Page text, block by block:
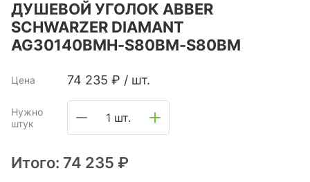
ДУШЕВОЙ УГОЛОК ABBER
SCHWARZER DIAMANT
AG30140BMH-S80BM-S80BM
Цена 74 235 ₽ / шт.
Нужно
штук
1 шт.
Итого: 74 235 ₽